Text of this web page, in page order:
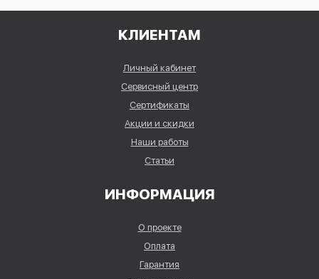
КЛИЕНТАМ
Личный кабинет
Сервисный центр
Сертификаты
Акции и скидки
Наши работы
Статьи
ИНФОРМАЦИЯ
О проекте
Оплата
Гарантия